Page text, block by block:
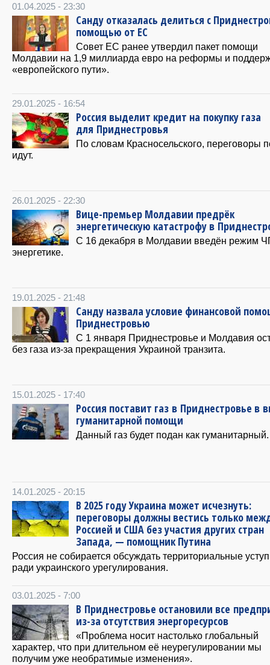
01.04.2025 - 23:30
Санду отказалась делиться с
помощью от ЕС
Совет ЕС ранее утвердил пакет помощи
Молдавии на 1,9 миллиарда евро на реформы и
«европейского пути».
29.01.2025 - 16:54
Россия выделит кредит на покупку газа
для Приднестровья
По словам Красносельского, переговоры
идут.
26.01.2025 - 22:30
Вице-премьер Молдавии предрёк
энергетическую катастрофу в
С 16 декабря в Молдавии введён режим
энергетике.
19.01.2025 - 21:48
Санду назвала условие финансовой
Приднестровью
С 1 января Приднестровье и Молдавия
без газа из-за прекращения Украиной транзита.
15.01.2025 - 17:40
Россия поставит газ в Приднестровье в
гуманитарной помощи
Данный газ будет подан как гуманитарный.
14.01.2025 - 20:15
В 2025 году Украина может исчезнуть:
переговоры должны вестись только
Россией и США без участия других стран
Запада, — помощник Путина
Россия не собирается обсуждать территориальные
ради украинского урегулирования.
03.01.2025 - 7:00
В Приднестровье остановили все
из-за отсутствия энергоресурсов
«Проблема носит настолько глобальный
характер, что при длительном её неурегулировании мы
получим уже необратимые изменения».